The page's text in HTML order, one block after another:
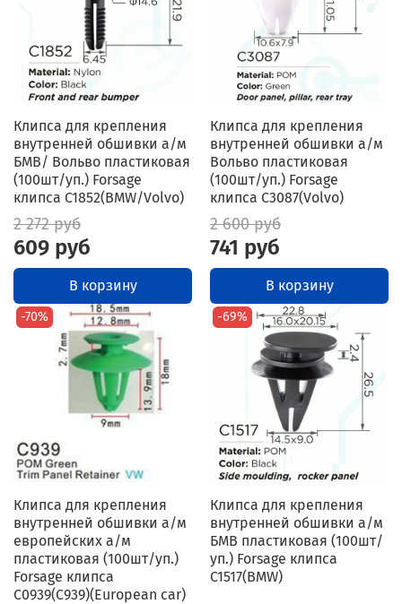
Клипса для крепления
внутренней обшивки а/м
БМВ/ Вольво пластиковая
(100шт/уп.) Forsage
клипса C1852(BMW/Volvo)
2 272 руб
609 руб
В корзину
Клипса для крепления
внутренней обшивки а/м
Вольво пластиковая
(100шт/уп.) Forsage
клипса C3087(Volvo)
2 600 руб
741 руб
В корзину
-70%
Клипса для крепления
внутренней обшивки а/м
европейских а/м
пластиковая (100шт/уп.)
Forsage клипса
C0939(C939)(European car)
-69%
Клипса для крепления
внутренней обшивки а/м
БМВ пластиковая (100шт/
уп.) Forsage клипса
C1517(BMW)